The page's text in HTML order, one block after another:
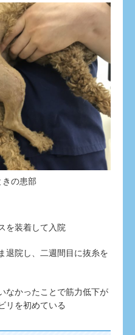
の患部
を装着して入院
退院し、二週間目に抜糸を
なかったことで筋力低下が
リを初めている